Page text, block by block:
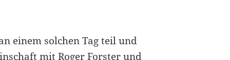
einem solchen Tag teil und
mit Roger Forster und